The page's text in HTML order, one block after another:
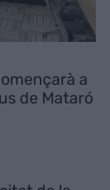
a
de Mataró